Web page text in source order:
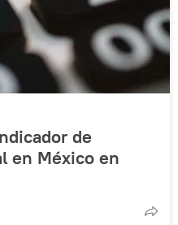
de
en México en